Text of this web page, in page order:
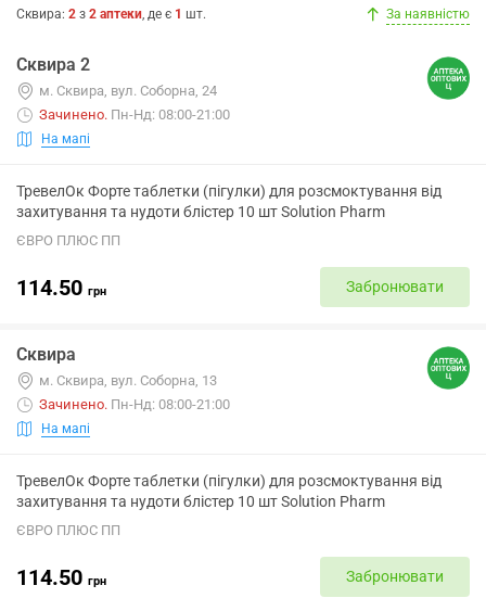
Сквира: 2 з 2 аптеки, де є 1 шт. За наявністю
Сквира 2
м. Сквира, вул. Соборна, 24
Зачинено. Пн-Нд: 08:00-21:00
На мапі
ТревелОк Форте таблетки (пігулки) для розсмоктування від
захитування та нудоти блістер 10 шт Solution Pharm
ЄВРО ПЛЮС ПП
114.50 грн Забронювати
Сквира
м. Сквира, вул. Соборна, 13
Зачинено. Пн-Нд: 08:00-21:00
На мапі
ТревелОк Форте таблетки (пігулки) для розсмоктування від
захитування та нудоти блістер 10 шт Solution Pharm
ЄВРО ПЛЮС ПП
114.50 грн Забронювати